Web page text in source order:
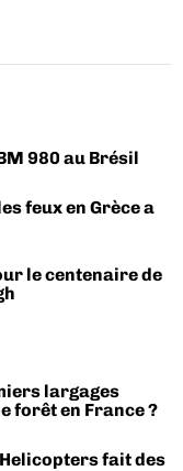
980 au Brésil
feux en Grèce a
le centenaire de
largages
forêt en France ?
fait des